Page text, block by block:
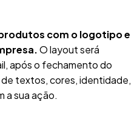
com o logotipo e
O layout será
após o fechamento do
textos, cores, identidade,
a sua ação.